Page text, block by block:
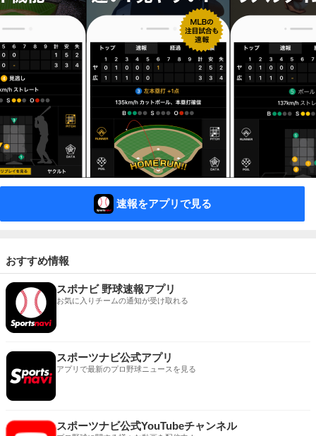
速報をアプリで見る
おすすめ情報
スポナビ 野球速報アプリ
お気に入りチームの通知が受け取れる
スポーツナビ公式アプリ
アプリで最新のプロ野球ニュースを見る
スポーツナビ公式YouTubeチャンネル